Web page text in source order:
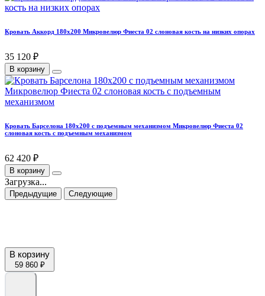
Кровать Аккорд 180х200 Микровелюр Фиеста 02 слоновая кость на низких опорах
35 120 ₽
В корзину
Кровать Барселона 180х200 с подъемным механизмом Микровелюр Фиеста 02
слоновая кость с подъемным механизмом
62 420 ₽
В корзину
Загрузка...
Предыдущие Следующие
В корзину
59 860 ₽